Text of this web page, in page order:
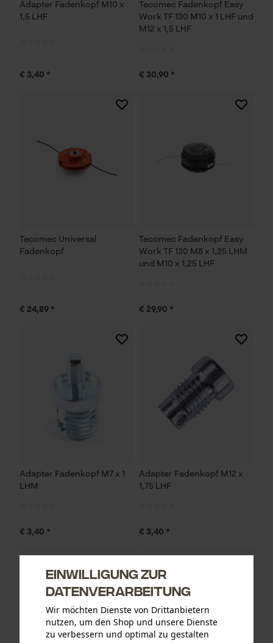
Adapter Fadenkopf M10 x
1,5 LHF
€ 3,40 *
Tecomec Fadenkopf Easy
Work TF 130 M10 x 1 LHF und
M12 x 1,5 LHF
€ 30,90 *
Tecomec Universal
Fadenkopf
€ 24,89 *
Tecomec Fadenkopf Easy
Work TF 130 M8 x 1,25 LHM
und M10 x 1,25 LHF
€ 29,90 *
Adapter Fadenkopf M7 x 1
LHM
€ 3,40 *
Adapter Fadenkopf M12 x
1,75 LHF
€ 3,40 *
Einwilligung zur
Datenverarbeitung
Wir möchten Dienste von Drittanbietern
nutzen, um den Shop und unsere Dienste
zu verbessern und optimal zu gestalten